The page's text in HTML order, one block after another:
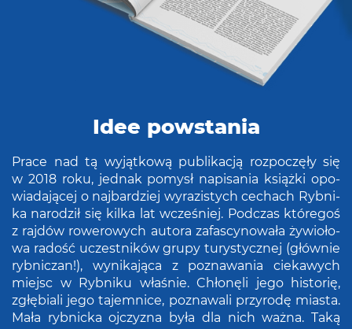
Idee powstania
Prace nad tą wy­jąt­ko­wą pu­bli­ka­cją roz­po­czę­ły się
w 2018 roku, jed­nak po­mysł na­pi­sa­nia książ­ki opo­
wia­da­ją­cej o naj­bar­dziej wy­ra­zi­stych ce­chach Ryb­ni­
ka na­ro­dził się kilka lat wcze­śniej. Pod­czas któ­re­goś
z raj­dów ro­we­ro­wych au­to­ra za­fa­scy­no­wa­ła ży­wio­ło­
wa ra­dość uczest­ni­ków grupy tu­ry­stycz­nej (głów­nie
ryb­ni­czan!), wy­ni­ka­ją­ca z po­zna­wa­nia cie­ka­wych
miejsc w Ryb­ni­ku wła­śnie. Chło­nę­li jego hi­sto­rię,
zgłę­bia­li jego ta­jem­ni­ce, po­zna­wa­li przy­ro­dę mia­sta.
Mała ryb­nic­ka oj­czy­zna była dla nich ważna. Taką